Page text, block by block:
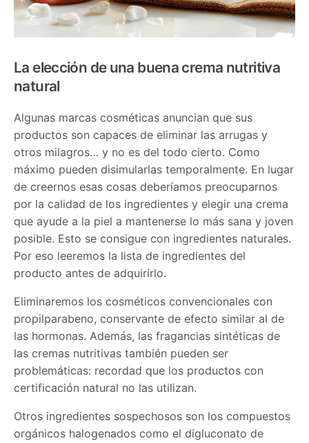
La elección de una buena crema nutritiva
natural
Algunas marcas cosméticas anuncian que sus
productos son capaces de eliminar las arrugas y
otros milagros… y no es del todo cierto. Como
máximo pueden disimularlas temporalmente. En lugar
de creernos esas cosas deberíamos preocuparnos
por la calidad de los ingredientes y elegir una crema
que ayude a la piel a mantenerse lo más sana y joven
posible. Esto se consigue con ingredientes naturales.
Por eso leeremos la lista de ingredientes del
producto antes de adquirirlo.
Eliminaremos los cosméticos convencionales con
propilparabeno, conservante de efecto similar al de
las hormonas. Además, las fragancias sintéticas de
las cremas nutritivas también pueden ser
problemáticas: recordad que los productos con
certificación natural no las utilizan.
Otros ingredientes sospechosos son los compuestos
orgánicos halogenados como el digluconato de